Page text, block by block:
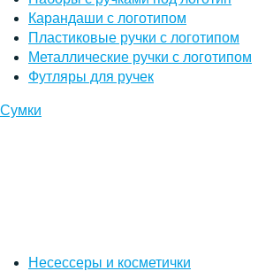
Карандаши с логотипом
Пластиковые ручки с логотипом
Металлические ручки с логотипом
Футляры для ручек
Сумки
Несессеры и косметички